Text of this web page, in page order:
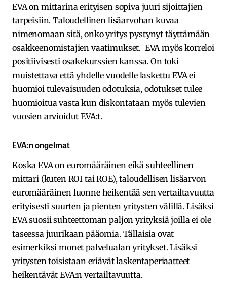
EVA on mittarina erityisen sopiva juuri sijoittajien
tarpeisiin. Taloudellinen lisäarvohan kuvaa
nimenomaan sitä, onko yritys pystynyt täyttämään
osakkeenomistajien vaatimukset. EVA myös korreloi
positiivisesti osakekurssien kanssa. On toki
muistettava että yhdelle vuodelle laskettu EVA ei
huomioi tulevaisuuden odotuksia, odotukset tulee
huomioitua vasta kun diskontataan myös tulevien
vuosien arvioidut EVA:t.
EVA:n ongelmat
Koska EVA on euromääräinen eikä suhteellinen
mittari (kuten ROI tai ROE), taloudellisen lisäarvon
euromääräinen luonne heikentää sen vertailtavuutta
erityisesti suurten ja pienten yritysten välillä. Lisäksi
EVA suosii suhteettoman paljon yrityksiä joilla ei ole
taseessa juurikaan pääomia. Tällaisia ovat
esimerkiksi monet palvelualan yritykset. Lisäksi
yritysten toisistaan eriävät laskentaperiaatteet
heikentävät EVA:n vertailtavuutta.